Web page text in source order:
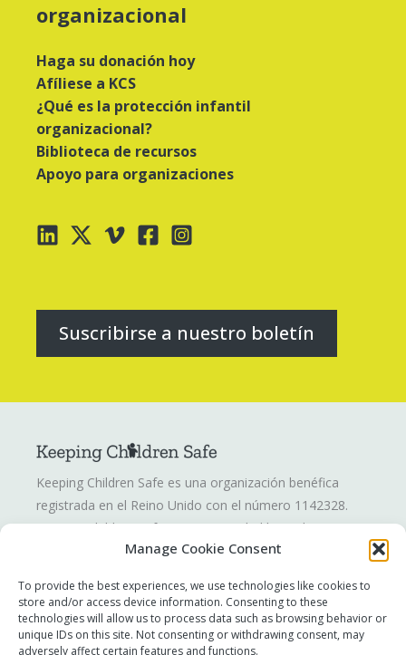
Manage Cookie Consent
To provide the best experiences, we use technologies like cookies to
store and/or access device information. Consenting to these
technologies will allow us to process data such as browsing behavior or
unique IDs on this site. Not consenting or withdrawing consent, may
adversely affect certain features and functions.
organizacional
Haga su donación hoy
Afíliese a KCS
¿Qué es la protección infantil
organizacional?
Biblioteca de recursos
Apoyo para organizaciones
Suscribirse a nuestro boletín
Keeping Children Safe es una organización benéfica
registrada en el Reino Unido con el número 1142328.
Keeping Children Safe es una sociedad limitada por
garantía registrada en Inglaterra y Gales. Número de
Informar de una inquietud
Contáctenos